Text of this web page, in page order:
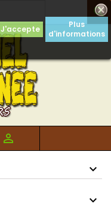

J'accepte
Plus
d'informations
